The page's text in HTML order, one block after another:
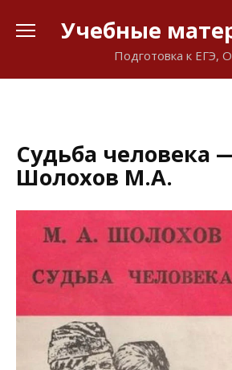
Учебные
Подготовка к ЕГЭ,
Судьба человека
Шолохов М.А.